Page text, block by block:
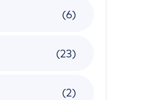
(6)
(23)
(2)